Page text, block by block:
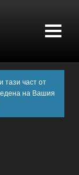
тази част от
на Вашия